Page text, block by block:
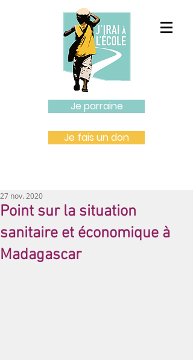
Je parraine
Je fais un don
Point sur la situation
sanitaire et économique à
Madagascar
27 nov. 2020